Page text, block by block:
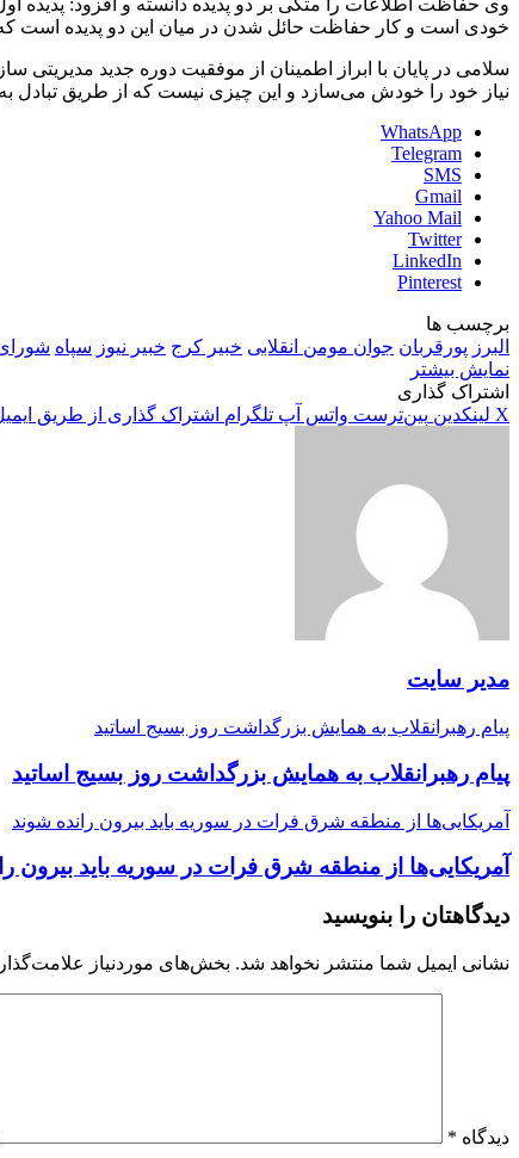
خودی است و کار حفاظت حائل شدن در میان این دو پدیده است که
سلامی در پایان با ابراز اطمینان از موفقیت دوره جدید
نیاز خود را خودش می‌سازد و این چیزی نیست که از طریق تبادل
WhatsApp
Telegram
SMS
Gmail
Yahoo Mail
Twitter
LinkedIn
Pinterest
برچسب ها
البرز پورقربان جوان مومن انقلابی خبیر کرج خبیر نیوز سپاه
نمایش بیشتر
اشتراک گذاری
X لینکدین ‫پین‌ترست واتس آپ تلگرام اشتراک گذاری از طریق
مدیر سایت
پیام رهبرانقلاب به همایش بزرگداشت روز بسیج اساتید
پیام رهبرانقلاب به همایش بزرگداشت روز بسیج اساتید
آمریکایی‌ها از منطقه شرق فرات در سوریه باید بیرون رانده شوند
آمریکایی‌ها از منطقه شرق فرات در سوریه باید بیرون
دیدگاهتان را بنویسید
نشانی ایمیل شما منتشر نخواهد شد. بخش‌های موردنیاز
دیدگاه *